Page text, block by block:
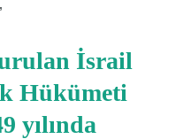
İsrail
Hükümeti
yılında